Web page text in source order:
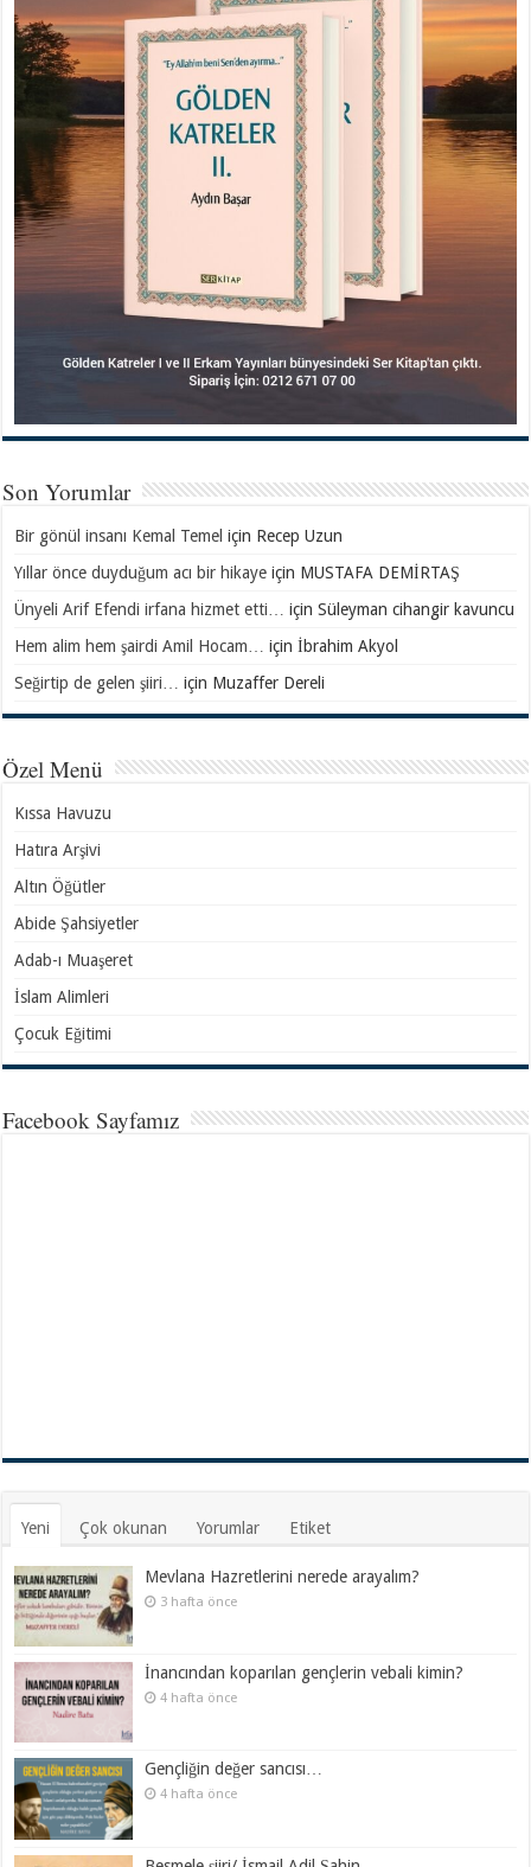
Son Yorumlar
Bir gönül insanı Kemal Temel için Recep Uzun
Yıllar önce duyduğum acı bir hikaye için MUSTAFA DEMİRTAŞ
Ünyeli Arif Efendi irfana hizmet etti…
içinSüleyman cihangir kavuncu
Hem alim hem şairdi Amil Hocam…
içinİbrahim Akyol
Seğirtip de gelen şiiri…
için Muzaffer Dereli
Özel Menü
Kıssa Havuzu
Hatıra Arşivi
Altın Öğütler
Abide Şahsiyetler
Adab-ı Muaşeret
İslam Alimleri
Çocuk Eğitimi
Facebook Sayfamız
Yeni Çok okunan Yorumlar Etiket
Mevlana Hazretlerini nerede arayalım?
3 hafta önce
İnancından koparılan gençlerin vebali kimin?
4 hafta önce
Gençliğin değer sancısı…
4 hafta önce